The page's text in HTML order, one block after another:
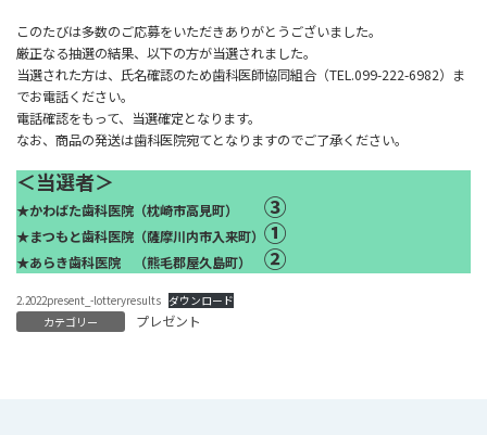
このたびは多数のご応募をいただきありがとうございました。
厳正なる抽選の結果、以下の方が当選されました。
当選された方は、氏名確認のため歯科医師協同組合（TEL.099-222-6982）ま
でお電話ください。
電話確認をもって、当選確定となります。
なお、商品の発送は歯科医院宛てとなりますのでご了承ください。
＜当選者＞
★かわばた歯科医院（枕崎市高見町） ③
★まつもと歯科医院（薩摩川内市入来町） ①
★あらき歯科医院 （熊毛郡屋久島町） ②
2.2022present_-lotteryresults ダウンロード
カテゴリー プレゼント